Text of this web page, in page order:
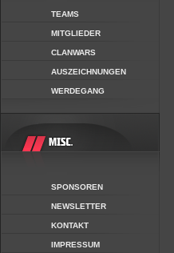
TEAMS
MITGLIEDER
CLANWARS
AUSZEICHNUNGEN
WERDEGANG
SPONSOREN
NEWSLETTER
KONTAKT
IMPRESSUM